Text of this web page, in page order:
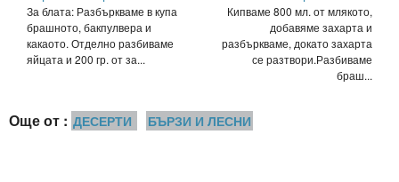
За блата: Разбъркваме в купа
брашното, бакпулвера и
какаото. Отделно разбиваме
яйцата и 200 гр. от за...
Кипваме 800 мл. от млякото,
добавяме захарта и
разбъркваме, докато захарта
се разтвори.Разбиваме
браш...
Още от : ДЕСЕРТИ БЪРЗИ И ЛЕСНИ